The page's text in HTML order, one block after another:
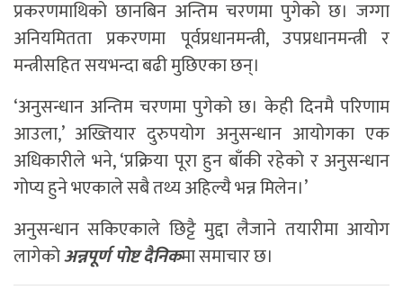
प्रकरणमाथिको छानबिन अन्तिम चरणमा पुगेको छ। जग्गा
अनियमितता प्रकरणमा पूर्वप्रधानमन्त्री, उपप्रधानमन्त्री र
मन्त्रीसहित सयभन्दा बढी मुछिएका छन्।
‘अनुसन्धान अन्तिम चरणमा पुगेको छ। केही दिनमै परिणाम
आउला,’ अख्तियार दुरुपयोग अनुसन्धान आयोगका एक
अधिकारीले भने, ‘प्रक्रिया पूरा हुन बाँकी रहेको र अनुसन्धान
गोप्य हुने भएकाले सबै तथ्य अहिल्यै भन्न मिलेन।’
अनुसन्धान सकिएकाले छिट्टै मुद्दा लैजाने तयारीमा आयोग
लागेकोअन्नपूर्ण पोष्ट दैनिकमा समाचार छ।